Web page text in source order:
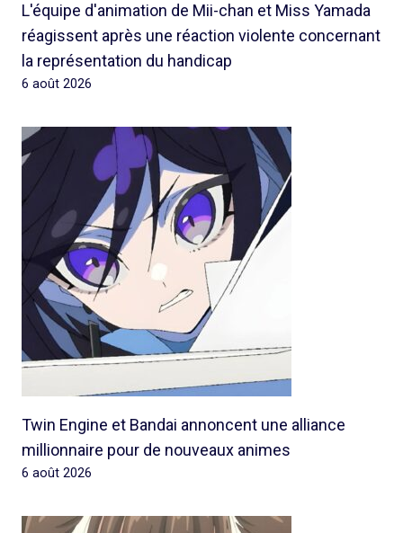
L'équipe d'animation de Mii-chan et Miss Yamada
réagissent après une réaction violente concernant
la représentation du handicap
6 août 2026
Twin Engine et Bandai annoncent une alliance
millionnaire pour de nouveaux animes
6 août 2026